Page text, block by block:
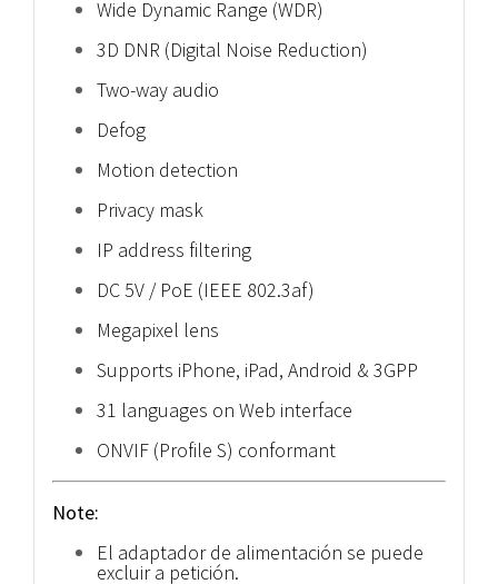
Wide Dynamic Range (WDR)
3D DNR (Digital Noise Reduction)
Two-way audio
Defog
Motion detection
Privacy mask
IP address filtering
DC 5V / PoE (IEEE 802.3af)
Megapixel lens
Supports iPhone, iPad, Android & 3GPP
31 languages on Web interface
ONVIF (Profile S) conformant
Note:
El adaptador de alimentación se puede
excluir a petición.